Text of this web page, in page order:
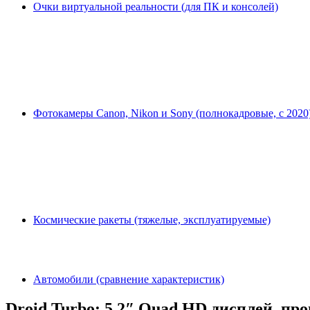
Очки виртуальной реальности (для ПК и консолей)
Фотокамеры Canon, Nikon и Sony (полнокадровые, с
Космические ракеты (тяжелые, эксплуатируемые)
Автомобили (сравнение характеристик)